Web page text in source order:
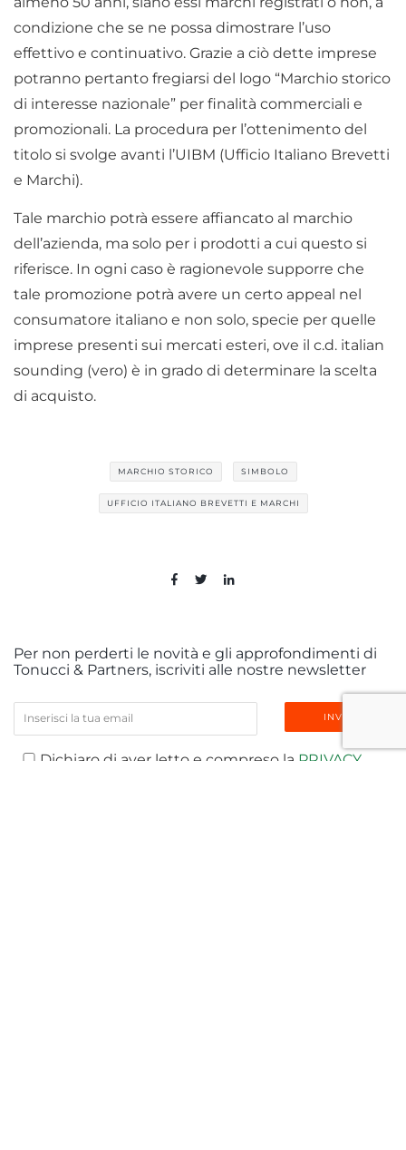
condizione che se ne possa dimostrare l’uso
effettivo e continuativo. Grazie a ciò dette imprese
potranno pertanto fregiarsi del logo “Marchio storico
di interesse nazionale” per finalità commerciali e
promozionali. La procedura per l’ottenimento del
titolo si svolge avanti l’UIBM (Ufficio Italiano Brevetti
e Marchi).
Tale marchio potrà essere affiancato al marchio
dell’azienda, ma solo per i prodotti a cui questo si
riferisce. In ogni caso è ragionevole supporre che
tale promozione potrà avere un certo appeal nel
consumatore italiano e non solo, specie per quelle
imprese presenti sui mercati esteri, ove il c.d. italian
sounding (vero) è in grado di determinare la scelta
di acquisto.
MARCHIO STORICO SIMBOLO
UFFICIO ITALIANO BREVETTI E MARCHI
Per non perderti le novità e gli approfondimenti di
Tonucci & Partners, iscriviti alle nostre newsletter
Dichiaro di aver letto e compreso la PRIVACY